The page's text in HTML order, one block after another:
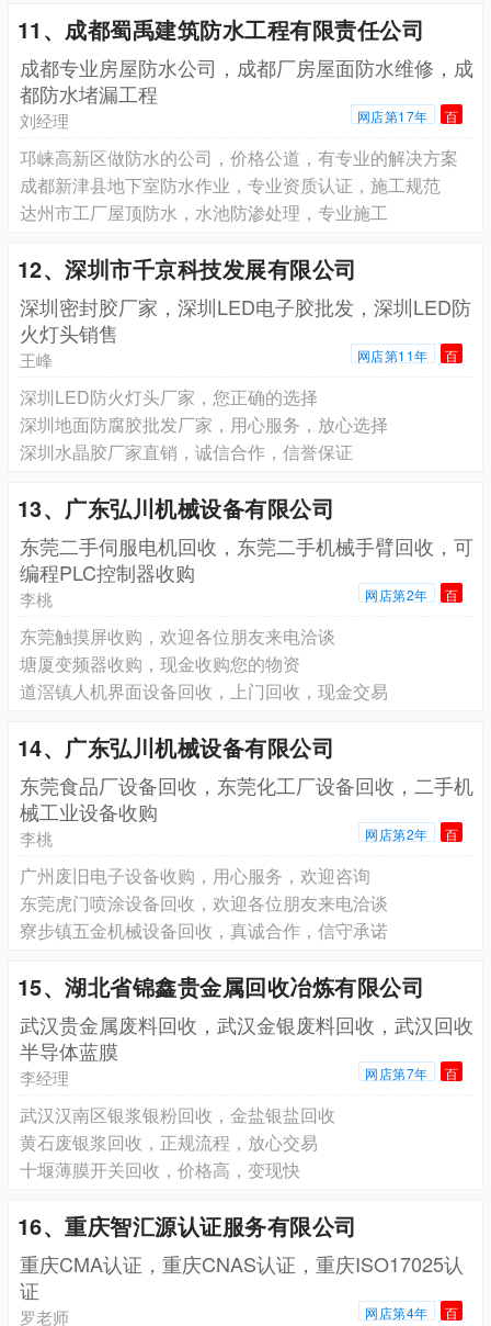
11、成都蜀禹建筑防水工程有限责任公司
成都专业房屋防水公司，成都厂房屋面防水维修，成
都防水堵漏工程
刘经理 网店第17年 百
邛崃高新区做防水的公司，价格公道，有专业的解决方案
成都新津县地下室防水作业，专业资质认证，施工规范
达州市工厂屋顶防水，水池防渗处理，专业施工
12、深圳市千京科技发展有限公司
深圳密封胶厂家，深圳LED电子胶批发，深圳LED防
火灯头销售
王峰 网店第11年 百
深圳LED防火灯头厂家，您正确的选择
深圳地面防腐胶批发厂家，用心服务，放心选择
深圳水晶胶厂家直销，诚信合作，信誉保证
13、广东弘川机械设备有限公司
东莞二手伺服电机回收，东莞二手机械手臂回收，可
编程PLC控制器收购
李桃 网店第2年 百
东莞触摸屏收购，欢迎各位朋友来电洽谈
塘厦变频器收购，现金收购您的物资
道滘镇人机界面设备回收，上门回收，现金交易
14、广东弘川机械设备有限公司
东莞食品厂设备回收，东莞化工厂设备回收，二手机
械工业设备收购
李桃 网店第2年 百
广州废旧电子设备收购，用心服务，欢迎咨询
东莞虎门喷涂设备回收，欢迎各位朋友来电洽谈
寮步镇五金机械设备回收，真诚合作，信守承诺
15、湖北省锦鑫贵金属回收冶炼有限公司
武汉贵金属废料回收，武汉金银废料回收，武汉回收
半导体蓝膜
李经理 网店第7年 百
武汉汉南区银浆银粉回收，金盐银盐回收
黄石废银浆回收，正规流程，放心交易
十堰薄膜开关回收，价格高，变现快
16、重庆智汇源认证服务有限公司
重庆CMA认证，重庆CNAS认证，重庆ISO17025认
证
罗老师 网店第4年 百